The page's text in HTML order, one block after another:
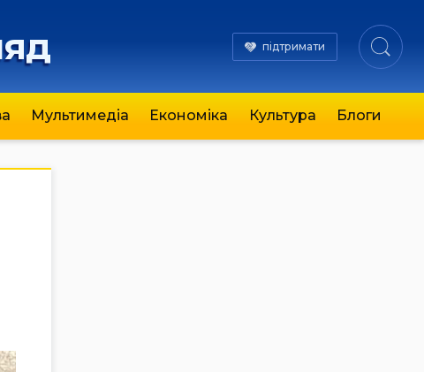
підтримати
Мультимедіа Економіка Культура Блоги